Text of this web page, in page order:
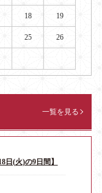
18 19
25 26
一覧を見る
日(火)の9日間】